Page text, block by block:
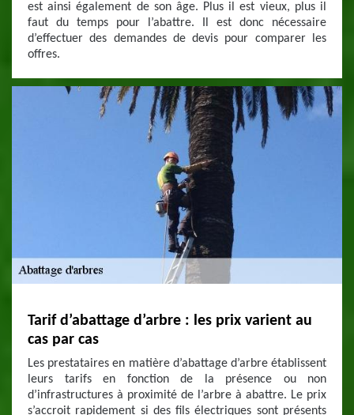
est ainsi également de son âge. Plus il est vieux, plus il
faut du temps pour l’abattre. Il est donc nécessaire
d’effectuer des demandes de devis pour comparer les
offres.
Tarif d’abattage d’arbre : les prix varient au
cas par cas
Les prestataires en matière d’abattage d’arbre établissent
leurs tarifs en fonction de la présence ou non
d’infrastructures à proximité de l’arbre à abattre. Le prix
s’accroit rapidement si des fils électriques sont présents